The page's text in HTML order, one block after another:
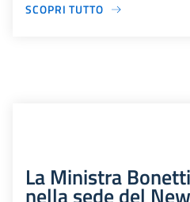
SCOPRI TUTTO
La Ministra